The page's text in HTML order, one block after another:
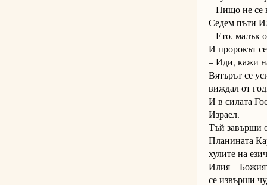
– Нищо не се
Седем пъти
– Ето, малък
И пророкът
– Иди, кажи
Вятърът се
виждал от
И в силата
Израел.
Тъй завърши
Планината
хулите на
Илия –
се извърши